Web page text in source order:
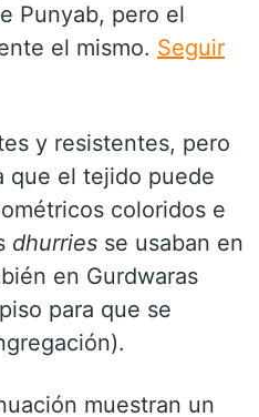
Punyab, pero el
el mismo. Seguir
y resistentes, pero
que el tejido puede
coloridos e
dhurries se usaban en
en Gurdwaras
para que se
muestran un